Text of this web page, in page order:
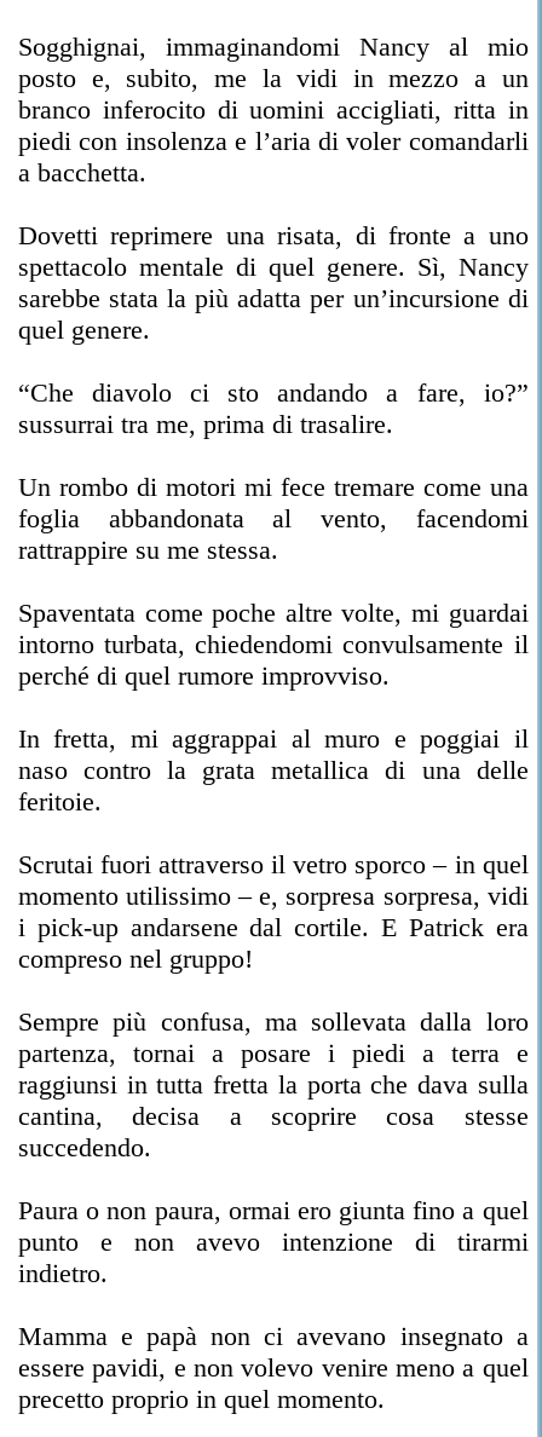
Sogghignai, immaginandomi Nancy al mio
posto e, subito, me la vidi in mezzo a un
branco inferocito di uomini accigliati, ritta in
piedi con insolenza e l’aria di voler comandarli
a bacchetta.
Dovetti reprimere una risata, di fronte a uno
spettacolo mentale di quel genere. Sì, Nancy
sarebbe stata la più adatta per un’incursione di
quel genere.
“Che diavolo ci sto andando a fare, io?”
sussurrai tra me, prima di trasalire.
Un rombo di motori mi fece tremare come una
foglia abbandonata al vento, facendomi
rattrappire su me stessa.
Spaventata come poche altre volte, mi guardai
intorno turbata, chiedendomi convulsamente il
perché di quel rumore improvviso.
In fretta, mi aggrappai al muro e poggiai il
naso contro la grata metallica di una delle
feritoie.
Scrutai fuori attraverso il vetro sporco – in quel
momento utilissimo – e, sorpresa sorpresa, vidi
i pick-up andarsene dal cortile. E Patrick era
compreso nel gruppo!
Sempre più confusa, ma sollevata dalla loro
partenza, tornai a posare i piedi a terra e
raggiunsi in tutta fretta la porta che dava sulla
cantina, decisa a scoprire cosa stesse
succedendo.
Paura o non paura, ormai ero giunta fino a quel
punto e non avevo intenzione di tirarmi
indietro.
Mamma e papà non ci avevano insegnato a
essere pavidi, e non volevo venire meno a quel
precetto proprio in quel momento.